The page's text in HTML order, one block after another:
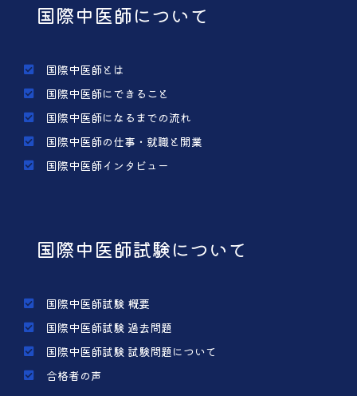
国際中医師について
国際中医師とは
国際中医師にできること
国際中医師になるまでの流れ
国際中医師の仕事・就職と開業
国際中医師インタビュー
国際中医師試験について
国際中医師試験 概要
国際中医師試験 過去問題
国際中医師試験 試験問題について
合格者の声